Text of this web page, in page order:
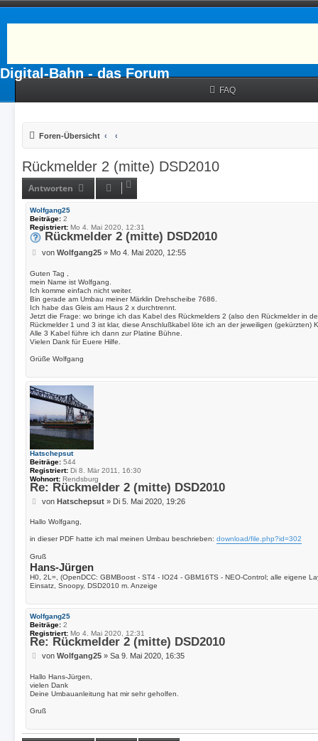
Digital-Bahn - das Forum
FAQ
Foren-Übersicht
Rückmelder 2 (mitte) DSD2010
Antworten
Wolfgang25
Beiträge: 2
Registriert: Mo 4. Mai 2020, 12:31
Rückmelder 2 (mitte) DSD2010
B
i
t
r
a
g
von Wolfgang25» Mo 4. Mai 2020, 12:55
Guten Tag ,
mein Name ist Wolfgang.
Ich komme einfach nicht weiter.
Bin gerade am Umbau meiner Märklin Drehscheibe 7686.
Ich habe das Gleis am Haus 2 x durchtrennt.
Jetzt die Frage: wo bringe ich das Kabel des Rückmelders 2 (also den Rückmelder in
Rückmelder 1 und 3 ist klar, diese Anschlußkabel löte ich an der jeweiligen (gekürzten)
Alle 3 Kabel führe ich dann zur Platine Bühne.
Vielen Dank für Euere Hilfe.
Grüße Wolfgang
Hatschepsut
Beiträge: 544
Registriert: Di 8. Mär 2011, 16:30
Wohnort: Rendsburg
Re: Rückmelder 2 (mitte) DSD2010
B
i
r
g
von Hatschepsut» Di 5. Mai 2020, 19:26
Hallo Wolfgang,
in dieser PDF hatte ich mal meinen Umbau beschrieben: download/file.php?id=302
Gruß
Hans-Jürgen
H0, 2L=, (OpenDCC: GBMBoost - ST4 - IO24 - GBM16TS - NEO-Control; alle eigene
Einsatz, Snoopy, DSD2010 m. Anzeige
Wolfgang25
Beiträge: 2
Registriert: Mo 4. Mai 2020, 12:31
Re: Rückmelder 2 (mitte) DSD2010
B
i
t
r
g
von Wolfgang25» Sa 9. Mai 2020, 16:35
Hallo Hans-Jürgen,
vielen Dank
Deine Umbauanleitung hat mir sehr geholfen.
Gruß